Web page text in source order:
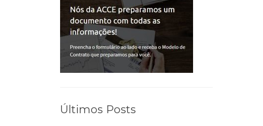
Últimos Posts